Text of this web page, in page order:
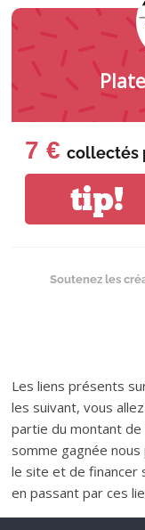
7 € collectés
tip!
Soutenez les
Les liens présents
les suivant, vous
partie du montant
somme gagnée
le site et de financer
en passant par ces